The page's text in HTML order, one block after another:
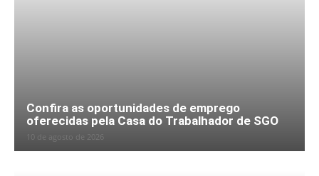
Confira as oportunidades de emprego
oferecidas pela Casa do Trabalhador de SGO
10 de agosto de 2026